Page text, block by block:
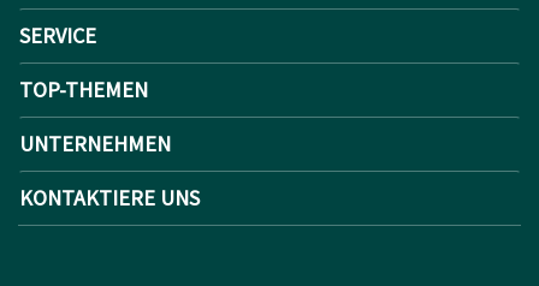
SERVICE
TOP-THEMEN
UNTERNEHMEN
KONTAKTIERE UNS